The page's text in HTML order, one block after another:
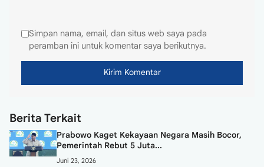
Simpan nama, email, dan situs web saya pada
peramban ini untuk komentar saya berikutnya.
Berita Terkait
Prabowo Kaget Kekayaan Negara Masih Bocor,
Pemerintah Rebut 5 Juta...
Juni 23, 2026